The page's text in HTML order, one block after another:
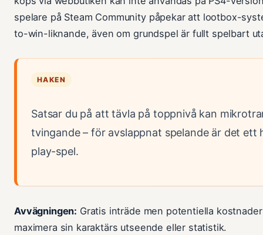
spelare på Steam Community påpekar att lootbox-
to-win-liknande, även om grundspel är fullt spelbart
HAKEN
Satsar du på att tävla på toppnivå kan
tvingande – för avslappnat spelande är det ett
play-spel.
Avvägningen: Gratis inträde men potentiella
maximera sin karaktärs utseende eller statistik.